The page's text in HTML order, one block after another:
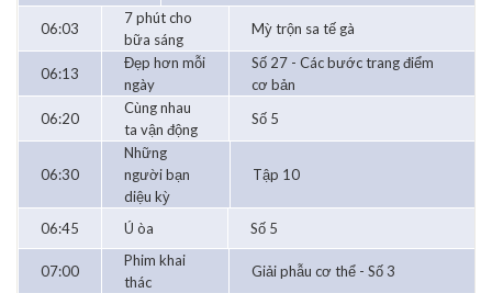
06:03
7 phút cho
bữa sáng
Mỳ trộn sa tế gà
06:13
Đẹp hơn mỗi
ngày
Số 27 - Các bước trang điểm
cơ bản
06:20
Cùng nhau
ta vận động
Số 5
06:30
Những
người bạn
diệu kỳ
Tập 10
06:45 Ú òa Số 5
07:00
Phim khai
thác
Giải phẫu cơ thể - Số 3